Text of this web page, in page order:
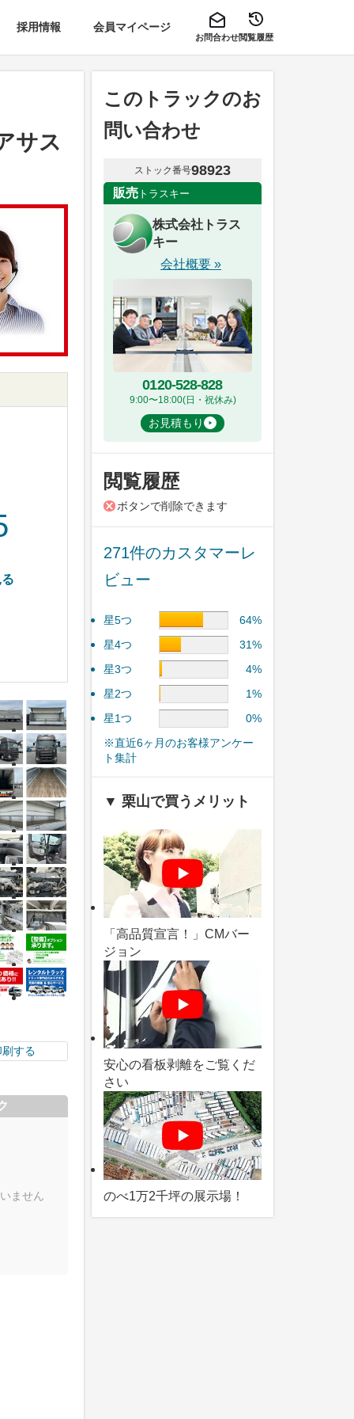
採用情報 会員マイページ
お問合わせ閲覧履歴
サス
刷する
ません
このトラックのお
問い合わせ
ストック番号98923
販売 トラスキー
株式会社トラス
キー
会社概要 »
0120-528-828
9:00〜18:00(日・祝休み)
お見積もり
閲覧履歴
ボタンで削除できます
271件のカスタマーレ
ビュー
星5つ
64%
星4つ
31%
星3つ
4%
星2つ
1%
星1つ
0%
※直近6ヶ月のお客様アンケー
ト集計
▼ 栗山で買うメリット
「高品質宣言！」CMバー
ジョン
安心の看板剥離をご覧くだ
さい
のべ1万2千坪の展示場！